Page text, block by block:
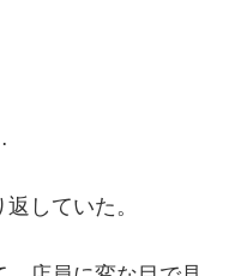
していた。